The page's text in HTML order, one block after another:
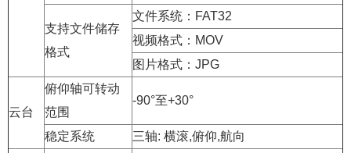
支持文件储存
格式
文件系统：FAT32
视频格式：MOV
图片格式：JPG
云台
俯仰轴可转动
范围
-90°至+30°
稳定系统 三轴: 横滚,俯仰,航向